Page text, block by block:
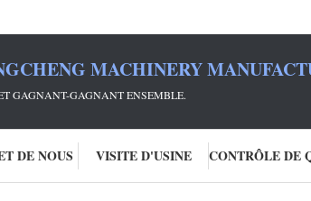
MACHINERY
GAGNANT-GAGNANT ENSEMBLE.
DE NOUS VISITE D'USINE